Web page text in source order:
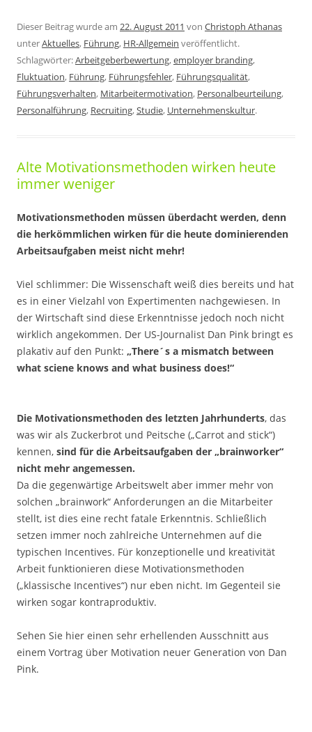
Dieser Beitrag wurde am 22. August 2011 von Christoph Athanas
unterAktuelles, Führung, HR-Allgemein veröffentlicht.
Schlagwörter:Arbeitgeberbewertung,employer branding,
Fluktuation, Führung, Führungsfehler, Führungsqualität,
Führungsverhalten, Mitarbeitermotivation, Personalbeurteilung,
Personalführung, Recruiting,Studie, Unternehmenskultur.
Alte Motivationsmethoden wirken heute
immer weniger
Motivationsmethoden müssen überdacht werden, denn
die herkömmlichen wirken für die heute dominierenden
Arbeitsaufgaben meist nicht mehr!
Viel schlimmer: Die Wissenschaft weiß dies bereits und hat
es in einer Vielzahl von Expertimenten nachgewiesen. In
der Wirtschaft sind diese Erkenntnisse jedoch noch nicht
wirklich angekommen. Der US-Journalist Dan Pink bringt es
plakativ auf den Punkt: „There´s a mismatch between
what sciene knows and what business does!“
Die Motivationsmethoden des letzten Jahrhunderts, das
was wir als Zuckerbrot und Peitsche („Carrot and stick“)
kennen, sind für die Arbeitsaufgaben der „brainworker“
nicht mehr angemessen.
Da die gegenwärtige Arbeitswelt aber immer mehr von
solchen „brainwork“ Anforderungen an die Mitarbeiter
stellt, ist dies eine recht fatale Erkenntnis. Schließlich
setzen immer noch zahlreiche Unternehmen auf die
typischen Incentives. Für konzeptionelle und kreativität
Arbeit funktionieren diese Motivationsmethoden
(„klassische Incentives“) nur eben nicht. Im Gegenteil sie
wirken sogar kontraproduktiv.
Sehen Sie hier einen sehr erhellenden Ausschnitt aus
einem Vortrag über Motivation neuer Generation von Dan
Pink.